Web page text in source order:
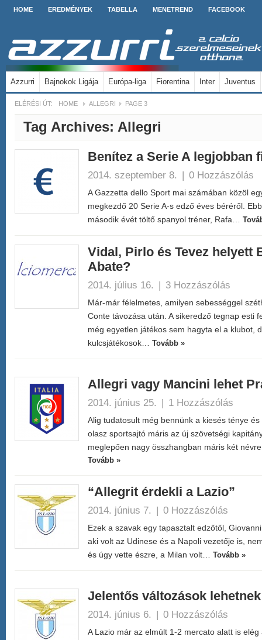
HOME EREDMÉNYEK TABELLA MENETREND FACEBOOK
Azzurri Bajnokok Ligája Európa-liga Fiorentina Inter Juventus
ELÉRÉSI ÚT: HOME ALLEGRI PAGE 3
Tag Archives: Allegri
Benítez a Serie A legjobban
2014. szeptember 8. | 0 Hozzászólás
A Gazzetta dello Sport mai számában közöl
megkezdő 20 Serie A-s edző éves béréről.
második évét töltő spanyol tréner, Rafa…
Vidal, Pirlo és Tevez helyett
Abate?
2014. július 16. | 3 Hozzászólás
Már-már félelmetes, amilyen sebességgel
Conte távozása után. A sikeredző tegnap esti
még egyetlen játékos sem hagyta el a klubot,
kulcsjátékosok… Tovább »
Allegri vagy Mancini lehet
2014. június 25. | 1 Hozzászólás
Alig tudatosult még bennünk a kiesés ténye
olasz sportsajtó máris az új szövetségi
meglepően nagy összhangban máris két
Tovább »
“Allegrit érdekli a Lazio”
2014. június 7. | 0 Hozzászólás
Ezek a szavak egy tapasztalt edzőtől,
aki volt az Udinese és a Napoli vezetője is,
és úgy vette észre, a Milan volt… Tovább »
Jelentős változások
2014. június 6. | 0 Hozzászólás
A Lazio már az elmúlt 1-2 mercato alatt is